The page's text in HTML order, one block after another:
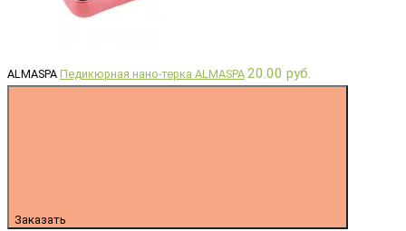
ALMASPA Педикюрная нано-терка ALMASPA 20.00 руб.
Заказать